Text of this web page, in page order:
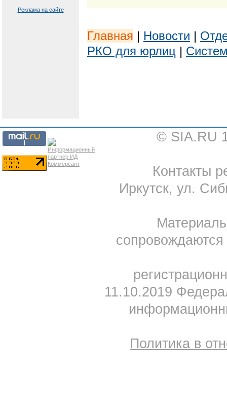
Реклама на сайте
Главная | Новости |
РКО для юрлиц |
© SIA.RU
Контакты
Иркутск, ул.
11.10.2019
Политика в